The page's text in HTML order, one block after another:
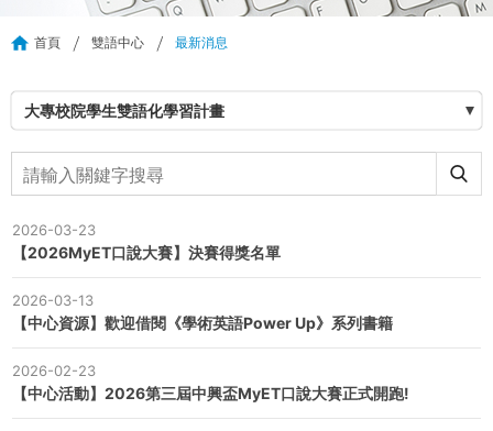
首頁 雙語中心 最新消息
大專校院學生雙語化學習計畫
2026-03-23
【2026MyET口說大賽】決賽得獎名單
2026-03-13
【中心資源】歡迎借閱《學術英語Power Up》系列書籍
2026-02-23
【中心活動】2026第三屆中興盃MyET口說大賽正式開跑!